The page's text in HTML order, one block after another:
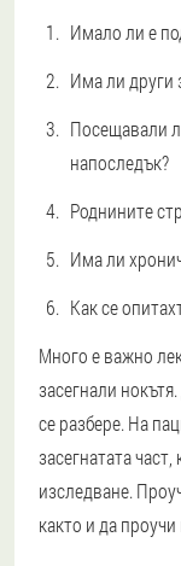
Имало ли е
Има ли други
Посещавали
напоследък?
Роднините
Има ли
Как се
Много е важно
засегнали
се разбере. На
засегнатата
изследване.
както и да